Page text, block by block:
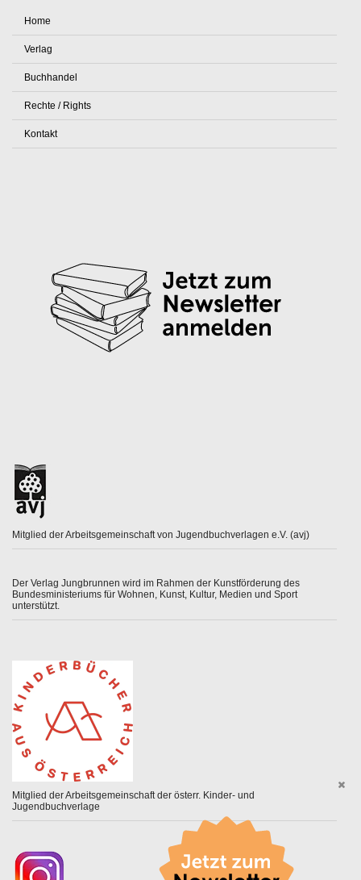
Home
Verlag
Buchhandel
Rechte / Rights
Kontakt
Mitglied der Arbeitsgemeinschaft von Jugendbuchverlagen e.V. (avj)
Der Verlag Jungbrunnen wird im Rahmen der Kunstförderung des
Bundesministeriums für Wohnen, Kunst, Kultur, Medien und Sport
unterstützt.
Mitglied der Arbeitsgemeinschaft der österr. Kinder- und
Jugendbuchverlage